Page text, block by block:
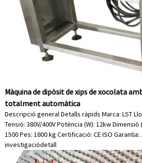
Màquina de dipòsit de xips de xocolata
totalment automàtica
Descripció general Detalls ràpids Marca: LST
Tensió: 380V/400V Potència (W): 12kw Dimensió
1500 Pes: 1800 kg Certificació: CE ISO Garantia:
investigaciódetall